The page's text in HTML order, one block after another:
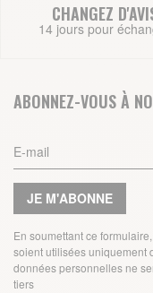
CHANGEZ
14 jours pour
ABONNEZ-VOUS À
JE M'ABONNE
En soumettant ce
soient utilisées uniquement
données personnelles ne
tiers